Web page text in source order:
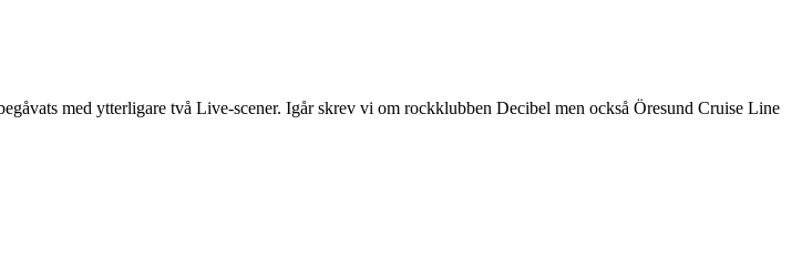
med ytterligare två Live-scener. Igår skrev vi om rockklubben Decibel men också Öresund Cruise Line